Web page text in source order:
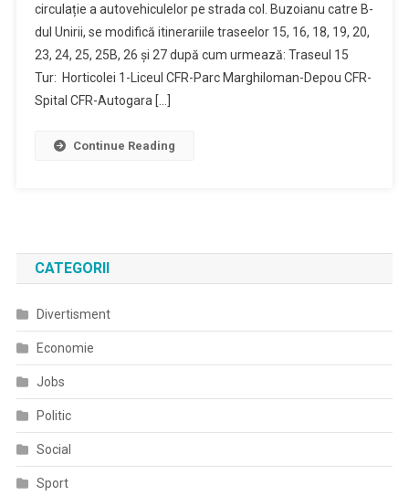
circulație a autovehiculelor pe strada col. Buzoianu catre B-
dul Unirii, se modifică itinerariile traseelor 15, 16, 18, 19, 20,
23, 24, 25, 25B, 26 și 27 după cum urmează: Traseul 15
Tur: Horticolei 1-Liceul CFR-Parc Marghiloman-Depou CFR-
Spital CFR-Autogara […]
Continue Reading
CATEGORII
Divertisment
Economie
Jobs
Politic
Social
Sport